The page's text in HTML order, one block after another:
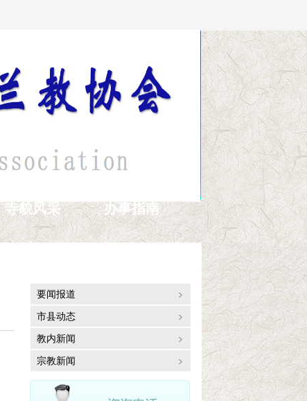
寺貌风采 办事指南
要闻报道
市县动态
教内新闻
宗教新闻